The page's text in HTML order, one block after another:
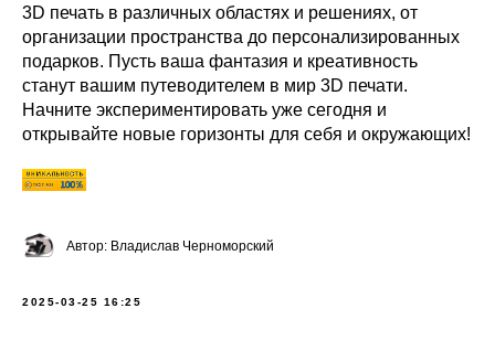
3D печать в различных областях и решениях, от
организации пространства до персонализированных
подарков. Пусть ваша фантазия и креативность
станут вашим путеводителем в мир 3D печати.
Начните экспериментировать уже сегодня и
открывайте новые горизонты для себя и окружающих!
Автор: Владислав Черноморский
2025-03-25 16:25